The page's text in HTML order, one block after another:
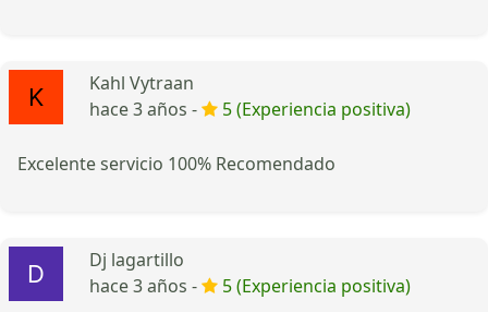
Kahl Vytraan
hace 3 años -
5 (Experiencia positiva)
Excelente servicio 100% Recomendado
Dj lagartillo
hace 3 años -
5 (Experiencia positiva)